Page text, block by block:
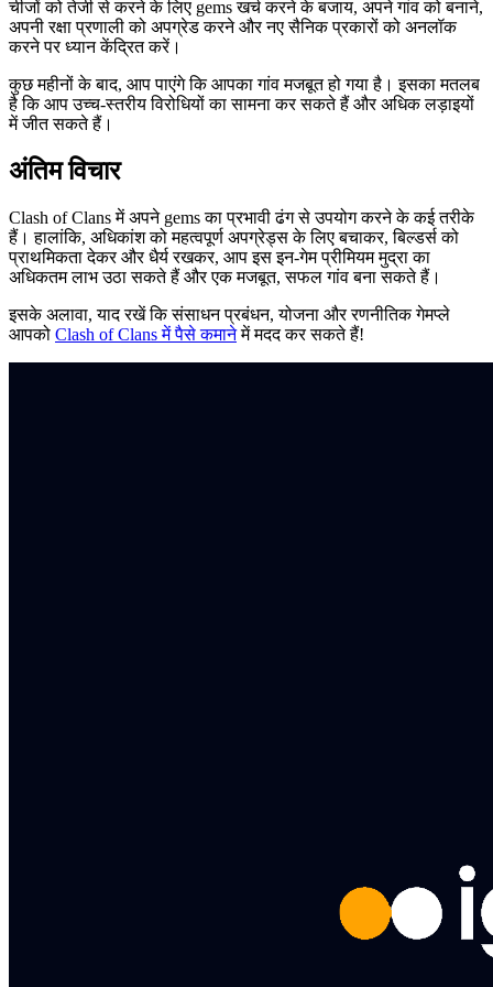
चीजों को तेजी से करने के लिए gems खर्च करने के बजाय, अपने गांव को बनाने,
अपनी रक्षा प्रणाली को अपग्रेड करने और नए सैनिक प्रकारों को अनलॉक
करने पर ध्यान केंद्रित करें।
कुछ महीनों के बाद, आप पाएंगे कि आपका गांव मजबूत हो गया है। इसका मतलब
है कि आप उच्च-स्तरीय विरोधियों का सामना कर सकते हैं और अधिक लड़ाइयों
में जीत सकते हैं।
अंतिम विचार
Clash of Clans में अपने gems का प्रभावी ढंग से उपयोग करने के कई तरीके
हैं। हालांकि, अधिकांश को महत्वपूर्ण अपग्रेड्स के लिए बचाकर, बिल्डर्स को
प्राथमिकता देकर और धैर्य रखकर, आप इस इन-गेम प्रीमियम मुद्रा का
अधिकतम लाभ उठा सकते हैं और एक मजबूत, सफल गांव बना सकते हैं।
इसके अलावा, याद रखें कि संसाधन प्रबंधन, योजना और रणनीतिक गेमप्ले
आपको Clash of Clans में पैसे कमानेमें मदद कर सकते हैं!